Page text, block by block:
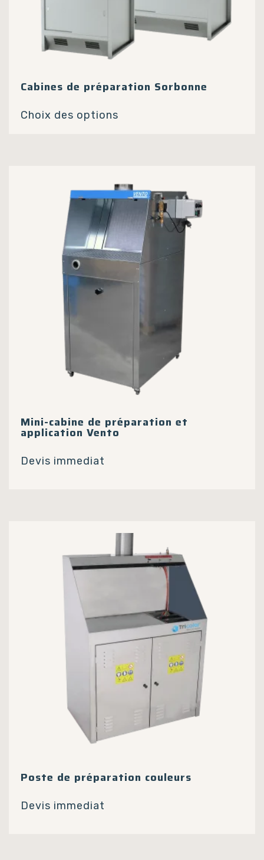
Cabines de préparation Sorbonne
Choix des options
options
peuvent
être
choisies
sur
la
page
du
Mini-cabine de préparation et
application Vento
Devis immediat
Poste de préparation couleurs
Devis immediat